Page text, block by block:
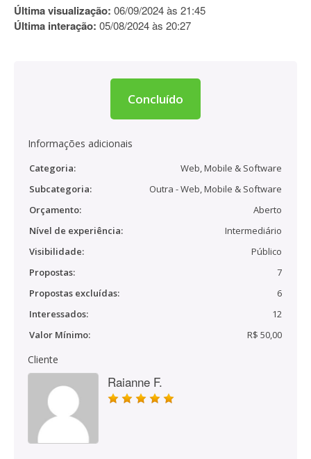
Última visualização: 06/09/2024 às 21:45
Última interação: 05/08/2024 às 20:27
Concluído
Informações adicionais
Categoria:
Web, Mobile & Software
Subcategoria:
Outra - Web, Mobile & Software
Orçamento:
Aberto
Nível de experiência:
Intermediário
Visibilidade:
Público
Propostas:
7
Propostas excluídas:
6
Interessados:
12
Valor Mínimo:
R$ 50,00
Cliente
Raianne F.